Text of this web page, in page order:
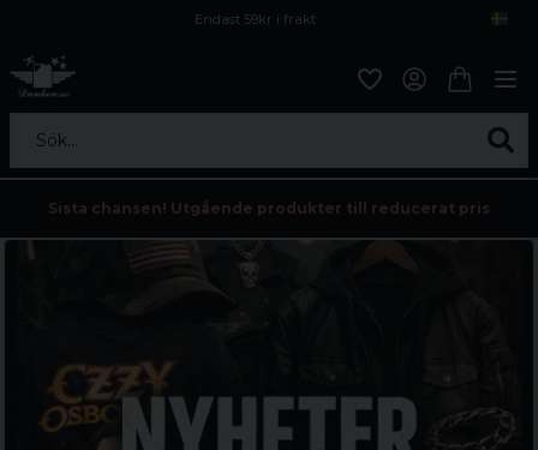
Endast 59kr i frakt
Sök...
Sista chansen! Utgående produkter till reducerat pris